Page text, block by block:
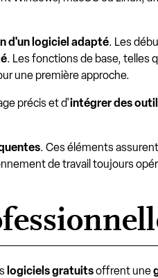
d'un logiciel adapté. Les
. Les fonctions de base, telles
une première approche.
précis et d'intégrer des
. Ces éléments
de travail toujours
logiciels gratuitsoffrent une